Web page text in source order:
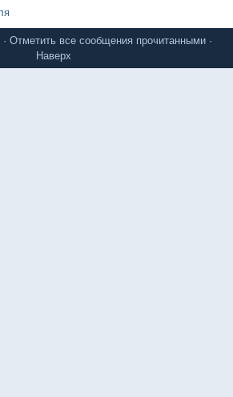
· Отметить все сообщения прочитанными ·
Наверх